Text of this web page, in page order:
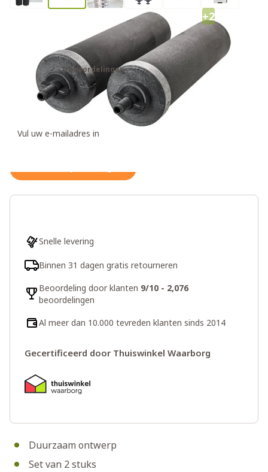
+2
Black Berkey Waterfilter
Elementen
0 beoordelingen
€215,00
Ontvang een weer op voorraad notificatie
Duurzaam ontwerp
Set van 2 stuks
Snelle levering
Binnen 31 dagen gratis retourneren
Beoordeling door klanten 9/10 - 2,076
beoordelingen
Al meer dan 10.000 tevreden klanten sinds 2014
Gecertificeerd door Thuiswinkel Waarborg